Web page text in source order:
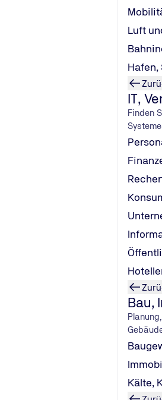
Luft
IT,
Finden
Bau,
Kälte,